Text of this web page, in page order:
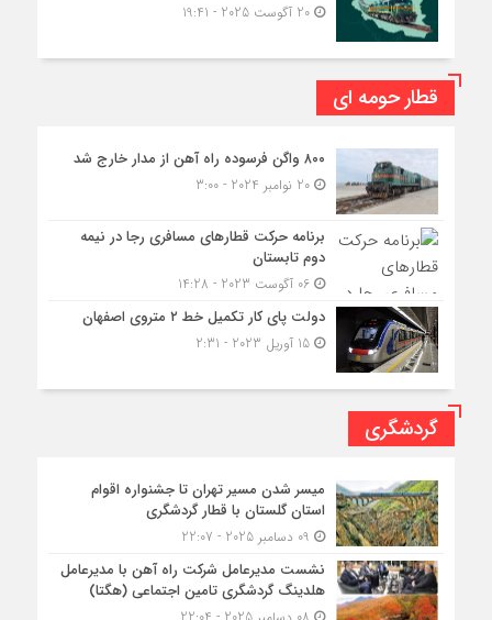
20 آگوست 2025 - 19:41
قطار حومه ای
۸۰۰ واگن فرسوده راه آهن از مدار خارج شد
20 نوامبر 2024 - 3:00
برنامه حرکت قطارهای مسافری رجا در نیمه
دوم تابستان
06 آگوست 2023 - 14:28
دولت پای کار تکمیل خط ۲ متروی اصفهان
15 آوریل 2023 - 2:31
گردشگری
میسر شدن مسیر تهران تا جشنواره اقوام
استان گلستان با قطار گردشگری
نشست مدیرعامل شرکت راه آهن با مدیرعامل
هلدینگ گردشگری تامین اجتماعی (هگتا)